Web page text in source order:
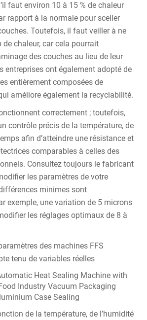
faut environ 10 à 15 % de chaleur
rapport à la normale pour sceller
Toutefois, il faut veiller à ne
chaleur, car cela pourrait
des couches au lieu de leur
entreprises ont également adopté de
entièrement composées de
améliore également la recyclabilité.
correctement ; toutefois,
contrôle précis de la température, de
afin d’atteindre une résistance et
comparables à celles des
Consultez toujours le fabricant
les paramètres de votre
minimes sont
exemple, une variation de 5 microns
les réglages optimaux de 8 à
des machines FFS
tenu de variables réelles
de la température, de l’humidité